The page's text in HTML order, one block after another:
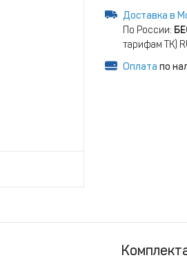
Доставка в
По России:
тарифам ТК)
Оплата по